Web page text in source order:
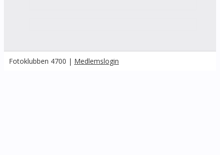
Fotoklubben 4700 | Medlemslogin